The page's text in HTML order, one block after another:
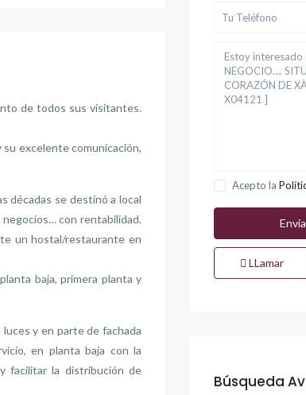
de todos sus visitantes.
excelente comunicación,
décadas se destinó a local
negocios… con rentabilidad.
un hostal/restaurante en
baja, primera planta y
y en parte de fachada
en planta baja con la
facilitar la distribución de
Acepto la
LLamar
Búsqueda